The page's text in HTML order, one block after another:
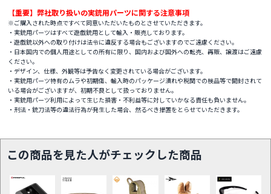
【重要】弊社取り扱いの実銃用パーツに関する注意事項
※ご購入された時点ですべて同意いただいたものとさせていただきます。
・実銃用パーツはすべて遊戯銃用として輸入・販売しております。
・遊戯銃以外への取り付けは法令に違反する場合もございますのでご遠慮ください。
・日本国内での個人用途としての所有に限り、国内および国外への転売、再販、譲渡はご遠慮
ください。
・デザイン、仕様、外観等は予告なく変更されている場合がございます。
・実銃用パーツ特有のムラや初期傷、輸入時のパッケージ潰れや税関での検品等で開封されて
いる場合がございますが、初期不良として扱っておりません。
・実銃用パーツ利用によって生じた損害・不利益等に対していかなる責任も負いません。
・刑法・銃刀法等の違法行為が発生した場合、然るべき措置をとらせていただきます。
この商品を見た人がチェックした商品